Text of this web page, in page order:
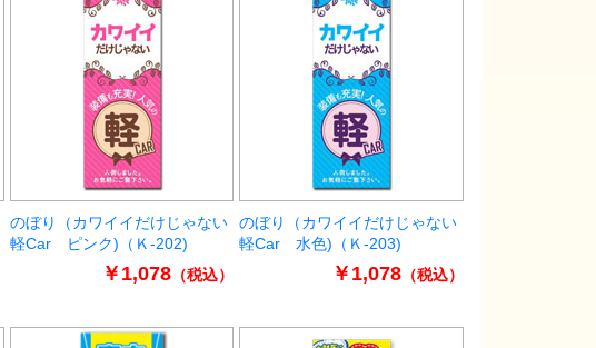
のぼり（カワイイだけじゃない
軽Car ピンク)（Ｋ-202)
￥1,078 （税込）
のぼり（カワイイだけじゃない
軽Car 水色)（Ｋ-203)
￥1,078（税込）